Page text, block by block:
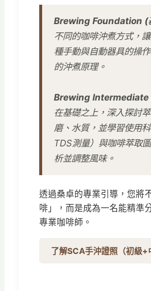
Brewing Foundation (
不同的咖啡沖煮方式，
種手動與自動器具的操
的沖煮原理。
Brewing Intermediate
在基礎之上，深入探討
磨、水質，並學習使用
TDS測量）與咖啡萃取
析並調整風味。
透過桑卓的專業引導，您將
啡」，而是成為一名能精準
專業咖啡師。
了解SCA手沖證照（初級+